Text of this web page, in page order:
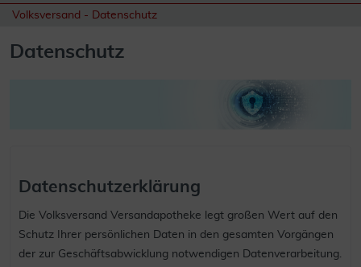
Volksversand - Datenschutz
Datenschutz
Datenschutzerklärung
Die Volksversand Versandapotheke legt großen Wert auf den
Schutz Ihrer persönlichen Daten in den gesamten Vorgängen
der zur Geschäftsabwicklung notwendigen Datenverarbeitung.